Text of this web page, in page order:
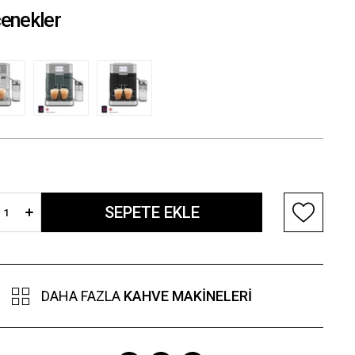
DAHA FAZLA KAHVE MAKINELERI